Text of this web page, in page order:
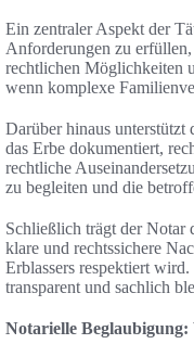
Ein zentraler Aspekt der
Anforderungen zu
rechtlichen Möglichkeiten
wenn komplexe
Darüber hinaus unterstützt
das Erbe dokumentiert,
rechtliche
zu begleiten und die
Schließlich trägt der Notar
klare und rechtssichere
Erblassers respektiert
transparent und sachlich
Notarielle